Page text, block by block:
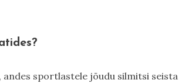
andes sportlastele jõudu silmitsi seista